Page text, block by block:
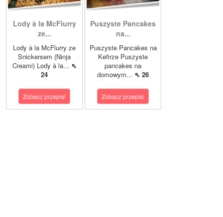
Lody à la McFlurry
ze...
Lody à la McFlurry ze
Snickersem (Ninja
Creami) Lody à la... ⇖
24
Zobacz przepis!
Puszyste Pancakes
na...
Puszyste Pancakes na
Kefirze Puszyste
pancakes na
domowym... ⇖ 26
Zobacz przepis!